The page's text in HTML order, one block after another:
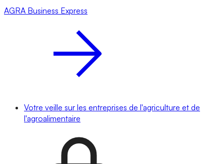
AGRA Business Express
Votre veille sur les entreprises de l'agriculture et de
l'agroalimentaire